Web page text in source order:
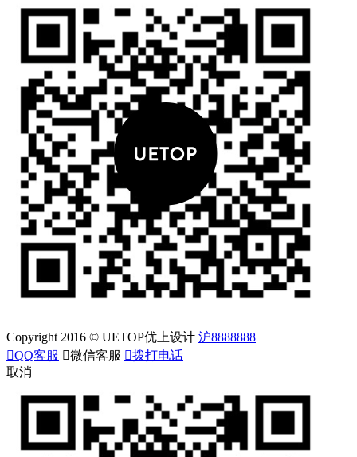
Copyright 2016 © UETOP优上设计 沪8888888
QQ客服 微信客服 拨打电话
取消